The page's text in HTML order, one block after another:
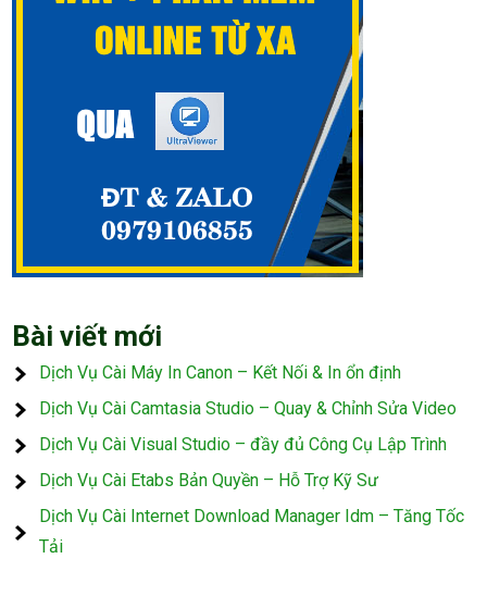
Bài viết mới
Dịch Vụ Cài Máy In Canon – Kết Nối & In ổn định
Dịch Vụ Cài Camtasia Studio – Quay & Chỉnh Sửa Video
Dịch Vụ Cài Visual Studio – đầy đủ Công Cụ Lập Trình
Dịch Vụ Cài Etabs Bản Quyền – Hỗ Trợ Kỹ Sư
Dịch Vụ Cài Internet Download Manager Idm – Tăng Tốc
Tải